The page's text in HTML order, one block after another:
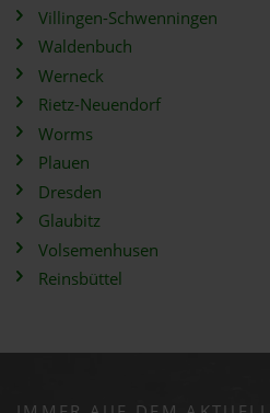
Villingen-Schwenningen
Waldenbuch
Werneck
Rietz-Neuendorf
Worms
Plauen
Dresden
Glaubitz
Volsemenhusen
Reinsbüttel